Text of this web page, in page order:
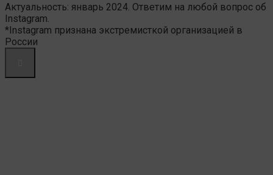
Актуальность: январь 2024. Ответим на любой вопрос об
Instagram.
*Instagram признана экстремисткой организацией в
России